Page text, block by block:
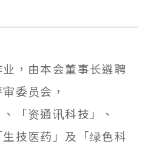
，由本会董事长遴聘
委员会，
「资通讯科技」、
生技医药」及「绿色科